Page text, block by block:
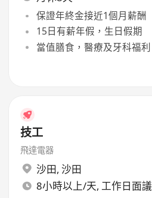
保證年終金接近1個月薪酬
15日有薪年假，生日假期
當值膳食，醫療及牙科福利
技工
飛達電器
沙田, 沙田
8小時以上/天, 工作日面議